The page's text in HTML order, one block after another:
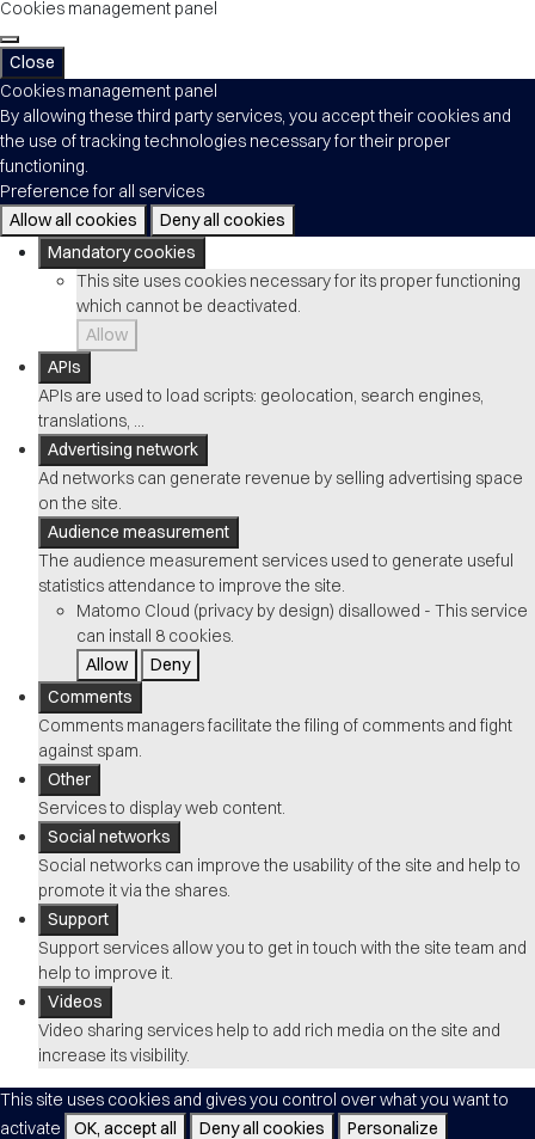
Cookies management panel
Close
Cookies management panel
By allowing these third party services, you accept their cookies and
the use of tracking technologies necessary for their proper
functioning.
Preference for all services
Allow all cookies
Deny all cookies
Mandatory cookies
This site uses cookies necessary for its proper functioning
which cannot be deactivated.
Allow
APIs
APIs are used to load scripts: geolocation, search engines,
translations, ...
Advertising network
Ad networks can generate revenue by selling advertising space
on the site.
Audience measurement
The audience measurement services used to generate useful
statistics attendance to improve the site.
Matomo Cloud (privacy by design) disallowed - This service
can install 8 cookies.
Allow
Deny
Comments
Comments managers facilitate the filing of comments and fight
against spam.
Other
Services to display web content.
Social networks
Social networks can improve the usability of the site and help to
promote it via the shares.
Support
Support services allow you to get in touch with the site team and
help to improve it.
Videos
Video sharing services help to add rich media on the site and
increase its visibility.
This site uses cookies and gives you control over what you want to
activate
OK, accept all Deny all cookies Personalize